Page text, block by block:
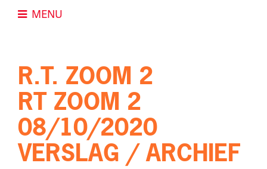
MENU
R.T. ZOOM 2
RT ZOOM 2
08/10/2020
VERSLAG / ARCHIEF